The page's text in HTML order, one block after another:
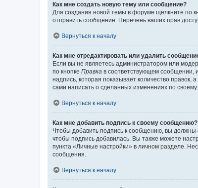
Как мне создать новую тему или сообщение?
Для создания новой темы в форуме щёлкните по
отправить сообщение. Перечень ваших прав
Вернуться к началу
Как мне отредактировать или удалить
Если вы не являетесь администратором или
по кнопке Правка в соответствующем сообщении,
надпись, которая показывает количество
сами написать о сделанных изменениях по
Вернуться к началу
Как мне добавить подпись к своему сообщению?
Чтобы добавить подпись к сообщению, вы должны
чтобы подпись добавилась. Вы также можете
пункта «Личные настройки» в личном разделе.
сообщения.
Вернуться к началу